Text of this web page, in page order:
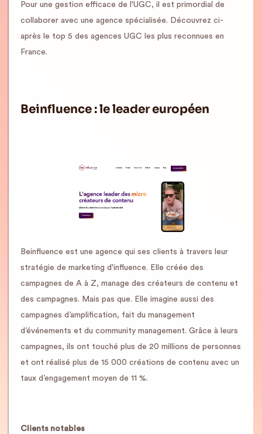
Pour une gestion efficace de l'UGC, il est primordial de
collaborer avec une agence spécialisée. Découvrez ci-
après le top 5 des agences UGC les plus reconnues en
France.
Beinfluence : le leader européen
Beinfluence est une agence qui ses clients à travers leur
stratégie de marketing d'influence. Elle créée des
campagnes de A à Z, manage des créateurs de contenu et
des campagnes. Mais pas que. Elle imagine aussi des
campagnes d’amplification, fait du management
d’événements et du community management. Grâce à leurs
campagnes, ils ont touché plus de 20 millions de personnes
et ont réalisé plus de 15 000 créations de contenu avec un
taux d’engagement moyen de 11 %.
Clients notables